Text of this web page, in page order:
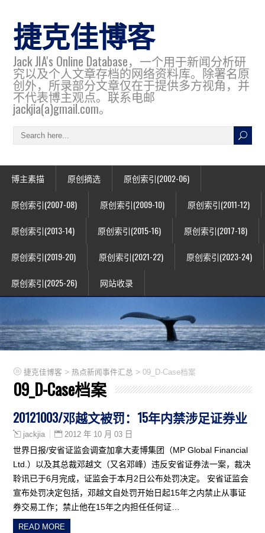
捷克佳博客
Jack JIA's Online Database，一个用于新闻分析研
究以及个人文章存档的网络资料库。除署名原
创外，所录部分文章仅在于提供多方视角，并
不代表博主观点。联系电邮
jackjia(a)gmail.com。
博主素描 原创摘选 原创索引(2002-06)
原创索引(2007-08) 原创索引(2009-10) 原创索引(2011-12)
原创索引(2013-14) 原创索引(2015-16) 原创索引(2017-18)
原创索引(2019-20) 原创索引(2021-22) 原创索引(2023-24)
原创索引(2025-26) 网站收录
捷克佳博客 > 热点新闻事件汇总 >09_D-Case档案
09_D-Case档案
20121003/邓越文被罚：15年内禁涉足证券业
jackjia 2012 年 10 月 03 日
世界日报/安省证监会调查加拿大麦博集团（MP Global Financial
Ltd.）以及其总裁邓越文（又名邓峰）违反安省证券法一案，裁决
聆讯已于6月完成，证监会于本月2日公布处罚决定。 安省证监会
宣布处罚决定包括，邓越文自处罚开始日起15年之内禁止从事证
券交易工作；禁止他在15年之内担任任何证…
READ MORE